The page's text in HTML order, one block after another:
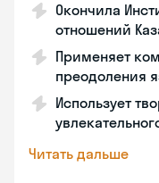
Окончила
отношений
Применяет
преодоления
Использует
Читать дальше